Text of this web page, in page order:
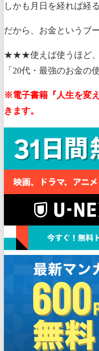
しかも月日を経れば経
だから、お金というブ
★★★使えば使うほど、
「20代・最強のお金
※電子書籍『人生を変
きます。